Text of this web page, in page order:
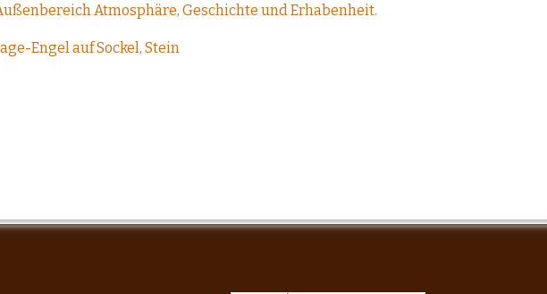
Atmosphäre, Geschichte und Erhabenheit.
Engel auf Sockel, Stein